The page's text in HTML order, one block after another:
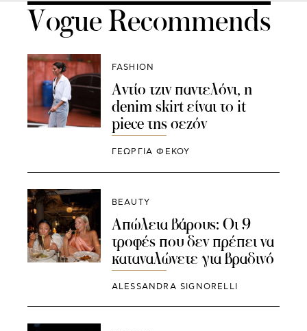
Vogue Recommends
FASHION
Αντίο τζιν παντελόνι, η
denim skirt είναι το it
piece της σεζόν
ΓΕΩΡΓΙΑ ΦΕΚΟΥ
BEAUTY
Απώλεια βάρους: Οι 9
τροφές που δεν πρέπει να
καταναλώνετε για βραδινό
ALESSANDRA SIGNORELLI